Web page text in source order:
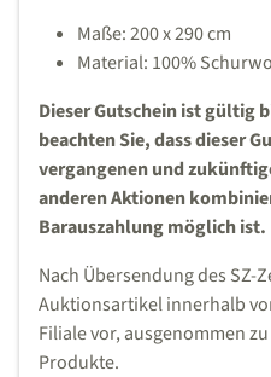
Maße: 200 x 290 cm
Material: 100%
Dieser Gutschein ist gültig
beachten Sie, dass dieser
vergangenen und
anderen Aktionen
Barauszahlung möglich ist.
Nach Übersendung des SZ-
Auktionsartikel innerhalb
Filiale vor, ausgenommen
Produkte.